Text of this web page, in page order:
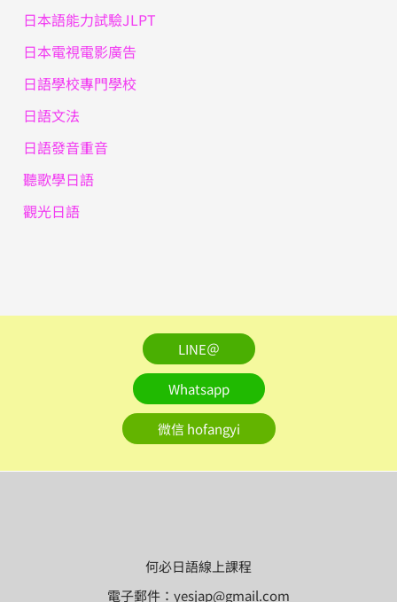
日本語能力試驗JLPT
日本電視電影廣告
日語學校專門學校
日語文法
日語發音重音
聽歌學日語
觀光日語
LINE＠
Whatsapp
微信 hofangyi
何必日語線上課程
電子郵件：yesjap@gmail.com